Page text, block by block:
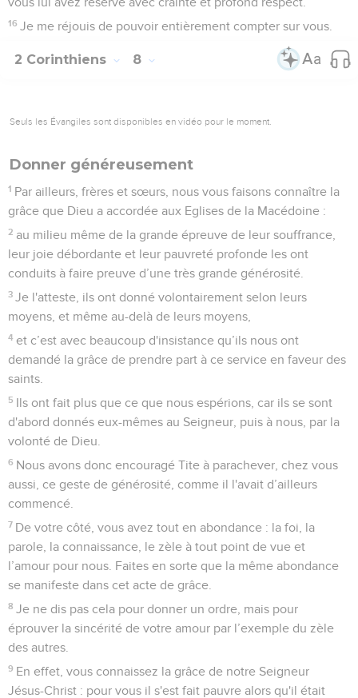
16 Je me réjouis de pouvoir entièrement compter sur vous.
2 Corinthiens 8
Seuls les Évangiles sont disponibles en vidéo pour le moment.
Donner généreusement
1 Par ailleurs, frères et sœurs, nous vous faisons connaître la
grâce que Dieu a accordée aux Eglises de la Macédoine :
2 au milieu même de la grande épreuve de leur souffrance,
leur joie débordante et leur pauvreté profonde les ont
conduits à faire preuve d’une très grande générosité.
3 Je l'atteste, ils ont donné volontairement selon leurs
moyens, et même au-delà de leurs moyens,
4 et c’est avec beaucoup d'insistance qu’ils nous ont
demandé la grâce de prendre part à ce service en faveur des
saints.
5 Ils ont fait plus que ce que nous espérions, car ils se sont
d'abord donnés eux-mêmes au Seigneur, puis à nous, par la
volonté de Dieu.
6 Nous avons donc encouragé Tite à parachever, chez vous
aussi, ce geste de générosité, comme il l'avait d’ailleurs
commencé.
7 De votre côté, vous avez tout en abondance : la foi, la
parole, la connaissance, le zèle à tout point de vue et
l’amour pour nous. Faites en sorte que la même abondance
se manifeste dans cet acte de grâce.
8 Je ne dis pas cela pour donner un ordre, mais pour
éprouver la sincérité de votre amour par l’exemple du zèle
des autres.
9 En effet, vous connaissez la grâce de notre Seigneur
Jésus-Christ : pour vous il s'est fait pauvre alors qu'il était